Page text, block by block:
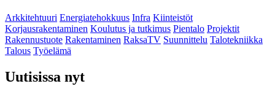
Arkkitehtuuri Energiatehokkuus Infra Kiinteistöt
Korjausrakentaminen Koulutus ja tutkimus Pientalo Projektit
Rakennustuote Rakentaminen RaksaTV Suunnittelu Talotekniikka
Talous Työelämä
Uutisissa nyt